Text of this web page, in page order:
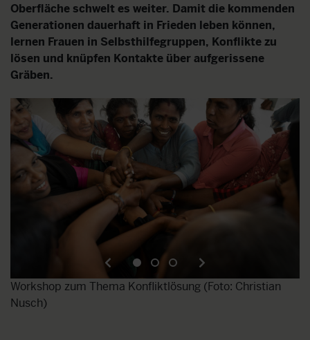
Oberfläche schwelt es weiter. Damit die kommenden
Generationen dauerhaft in Frieden leben können,
lernen Frauen in Selbsthilfegruppen, Konflikte zu
lösen und knüpfen Kontakte über aufgerissene
Gräben.
Workshop zum Thema Konfliktlösung (Foto: Christian
Nusch)